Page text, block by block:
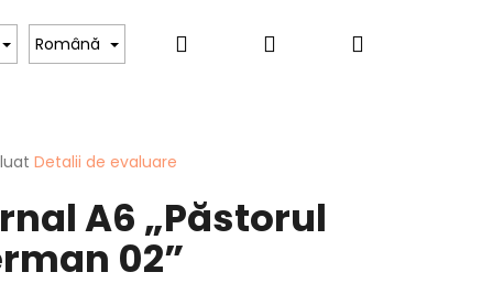
Pentru iubitorii de câini Pentru femei
Română CăutareAutentificare
Coş
Detalii de evaluare
A6 „Păstorul
02”